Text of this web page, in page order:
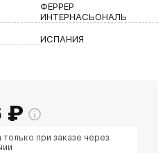
ФЕРРЕР
ИНТЕРНАСЬОНАЛЬ
ИСПАНИЯ
₽
при заказе через